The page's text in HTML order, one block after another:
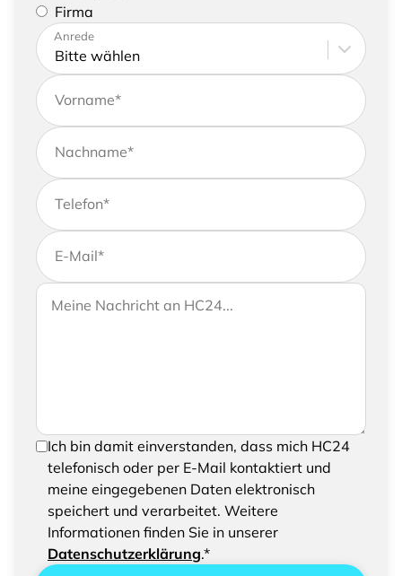
oder eine Firma vertreten
Firma
Bitte tragen Sie Ihre Adresse sowie
Kontaktdaten ein
Anrede
Vorname*
Nachname*
Telefon*
E-Mail*
Wenn Sie uns weitere Informationen zukommen
lassen möchten, können Sie Ihrer Anfrage gerne
Ihre Nachricht an HC24
Um Ihre Anfrage senden zu können, bestätigen
Sie bitte das Speichern und Verarbeiten Ihrer
eingegebenen Daten
Ich bin damit einverstanden, dass mich HC24
telefonisch oder per E-Mail kontaktiert und
meine eingegebenen Daten elektronisch
speichert und verarbeitet. Weitere
Informationen finden Sie in unserer
Datenschutzerklärung.*